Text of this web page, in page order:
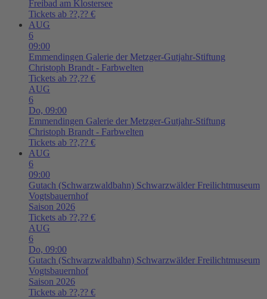
Freibad am Klostersee
Tickets ab ??,?? €
AUG
6
09:00
Emmendingen Galerie der Metzger-Gutjahr-Stiftung
Christoph Brandt - Farbwelten
Tickets ab ??,?? €
AUG
6
Do, 09:00
Emmendingen Galerie der Metzger-Gutjahr-Stiftung
Christoph Brandt - Farbwelten
Tickets ab ??,?? €
AUG
6
09:00
Gutach (Schwarzwaldbahn) Schwarzwälder Freilichtmuseum
Vogtsbauernhof
Saison 2026
Tickets ab ??,?? €
AUG
6
Do, 09:00
Gutach (Schwarzwaldbahn) Schwarzwälder Freilichtmuseum
Vogtsbauernhof
Saison 2026
Tickets ab ??,?? €